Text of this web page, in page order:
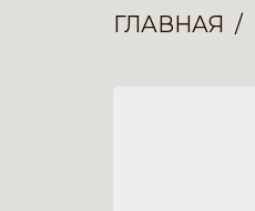
ГЛАВНАЯ